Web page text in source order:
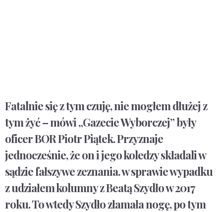
Fatalnie się z tym czuję, nie mogłem dłużej z
tym żyć – mówi „Gazecie Wyborczej” były
oficer BOR Piotr Piątek. Przyznaje
jednocześnie, że on i jego koledzy składali w
sądzie fałszywe zeznania. w sprawie wypadku
z udziałem kolumny z Beatą Szydło w 2017
roku. To wtedy Szydło złamała nogę, po tym